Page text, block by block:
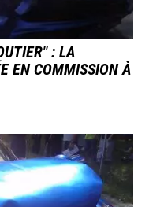
: LA
EN COMMISSION À